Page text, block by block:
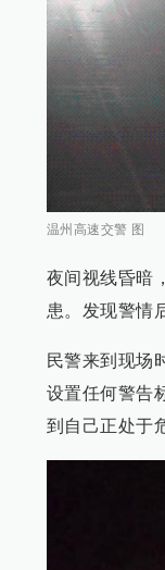
温州高速交警 图
夜间视线昏暗
患。发现警情
民警来到现场
设置任何警告
到自己正处于